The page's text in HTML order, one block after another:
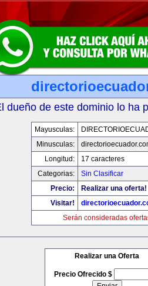
dueño de este dominio lo ha
Mayusculas:
Minusculas:
Longitud:
17 caracteres
Categorias:
Sin Clasificar
Precio:
Realizar una oferta!
Visitar!
Serán consideradas
Realizar una Oferta
Precio Ofrecido $